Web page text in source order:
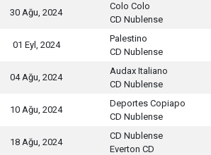
30 Ağu, 2024
Colo Colo
CD Nublense
01 Eyl, 2024
Palestino
CD Nublense
04 Ağu, 2024
Audax Italiano
CD Nublense
10 Ağu, 2024
Deportes Copiapo
CD Nublense
18 Ağu, 2024
CD Nublense
Everton CD